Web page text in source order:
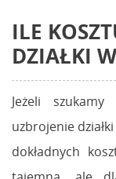
ILE
DZIAŁKI
Jeżeli
uzbrojenie
dokładnych